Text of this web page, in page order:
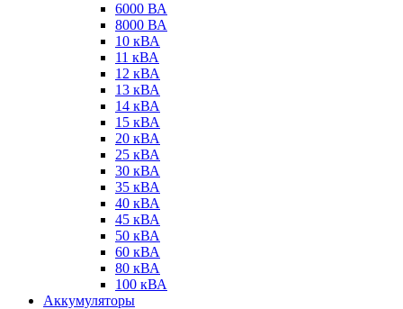
6000 ВА
8000 ВА
10 кВА
11 кВА
12 кВА
13 кВА
14 кВА
15 кВА
20 кВА
25 кВА
30 кВА
35 кВА
40 кВА
45 кВА
50 кВА
60 кВА
80 кВА
100 кВА
Аккумуляторы